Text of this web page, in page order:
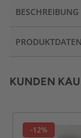
BESCHREIBUNG
PRODUKTDATEN
KUNDEN
-12%